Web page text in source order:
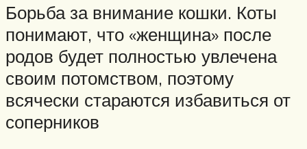
Борьба за внимание кошки. Коты
понимают, что «женщина» после
родов будет полностью увлечена
своим потомством, поэтому
всячески стараются избавиться от
соперников